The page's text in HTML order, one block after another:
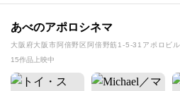
あべのアポロシネマ
大阪府大阪市阿倍野区阿倍野筋1-5-31アポロビ
15作品上映中